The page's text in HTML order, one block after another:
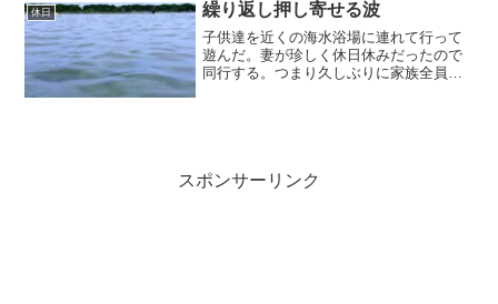
にカメラが初...
休日 繰り返し押し寄せる波
子供達を近くの海水浴場に連れて行って
遊んだ。妻が珍しく休日休みだったので
同行する。つまり久しぶりに家族全員揃
スポンサーリンク